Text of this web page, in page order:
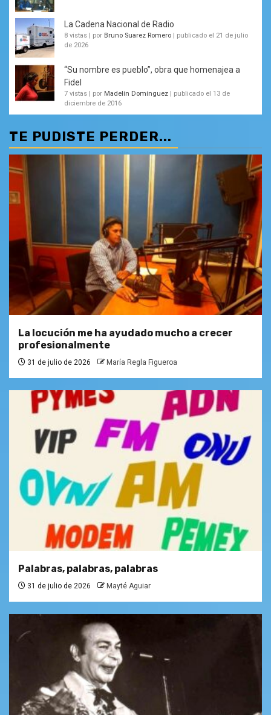
La Cadena Nacional de Radio
8 vistas | por Bruno Suarez Romero | publicado el 21 de julio
de 2026
“Su nombre es pueblo”, obra que homenajea a
Fidel
7 vistas | por Madelín Domínguez | publicado el 13 de
diciembre de 2016
TE PUDISTE PERDER...
La locución me ha ayudado mucho a crecer
profesionalmente
31 de julio de 2026 María Regla Figueroa
Palabras, palabras, palabras
31 de julio de 2026 Mayté Aguiar